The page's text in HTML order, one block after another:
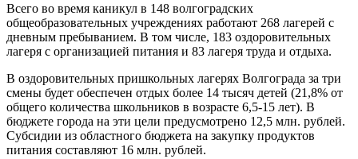
Всего во время каникул в 148 волгоградских
общеобразовательных учреждениях работают 268 лагерей с
дневным пребыванием. В том числе, 183 оздоровительных
лагеря с организацией питания и 83 лагеря труда и отдыха.
В оздоровительных пришкольных лагерях Волгограда за три
смены будет обеспечен отдых более 14 тысяч детей (21,8% от
общего количества школьников в возрасте 6,5-15 лет). В
бюджете города на эти цели предусмотрено 12,5 млн. рублей.
Субсидии из областного бюджета на закупку продуктов
питания составляют 16 млн. рублей.